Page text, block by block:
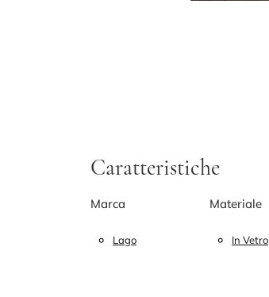
Caratteristiche
Marca
Lago
Materiale
In Vetro